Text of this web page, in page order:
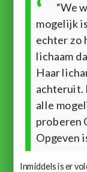
“We
mogelijk
echter zo
lichaam
Haar
achteruit.
alle
proberen
Opgeven
Inmiddels is er